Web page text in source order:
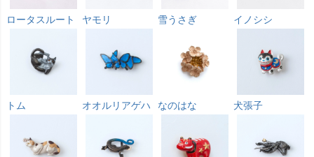
ロータスルート ヤモリ 雪うさぎ イノシシ
トム オオルリアゲハ なのはな 犬張子